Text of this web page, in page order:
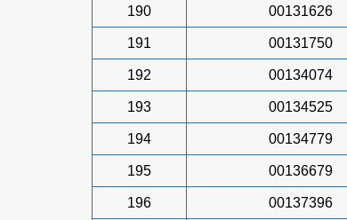
190 00131626
191 00131750
192 00134074
193 00134525
194 00134779
195 00136679
196 00137396